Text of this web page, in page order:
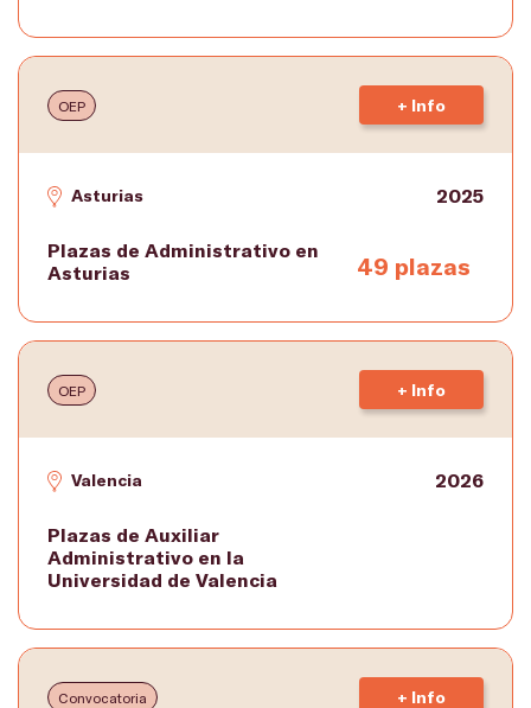
OEP + Info
Asturias 2025
Plazas de Administrativo en
Asturias
49 plazas
OEP + Info
Valencia 2026
Plazas de Auxiliar
Administrativo en la
Universidad de Valencia
Convocatoria + Info